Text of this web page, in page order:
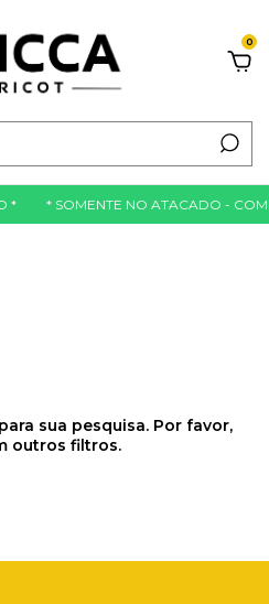
0
* * SOMENTE NO ATACADO -
sua pesquisa. Por favor,
outros filtros.